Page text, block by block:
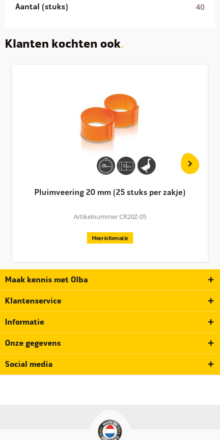
Aantal (stuks) 40
Klanten kochten ook
Pluimveering 20 mm (25 stuks per zakje)
Artikelnummer CR20Z-05
Meer informatie
Maak kennis met Olba
Klantenservice
Informatie
Onze gegevens
Social media